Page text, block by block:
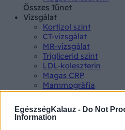
EgészségKalauz - Do Not
Information
Összes Tünet
Vizsgálat
Kortizol szint
CT-vizsgálat
MR-vizsgálat
Triglicerid szint
LDL-koleszterin
Magas CRP
Mammográfia
EKG
Összes Vizsgálat
Kezelés